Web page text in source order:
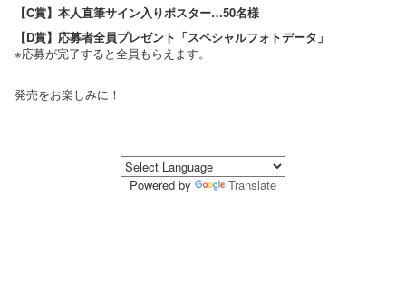
【C賞】本人直筆サイン入りポスター…50名様
【D賞】応募者全員プレゼント「スペシャルフォトデータ」
※応募が完了すると全員もらえます。
発売をお楽しみに！
Powered by Translate